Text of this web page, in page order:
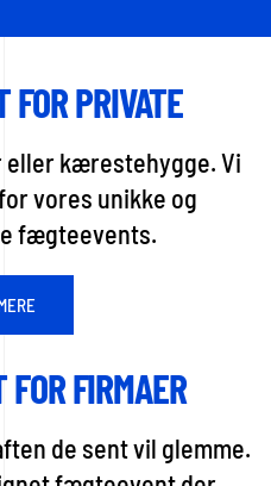
PRIVATE
eller kærestehygge. Vi
vores unikke og
fægteevents.
FIRMAER
de sent vil glemme.